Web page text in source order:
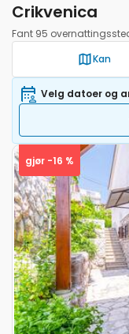
Crikvenica
Fant 95
Kan
Velg datoer og
Previous
gjør -16 %